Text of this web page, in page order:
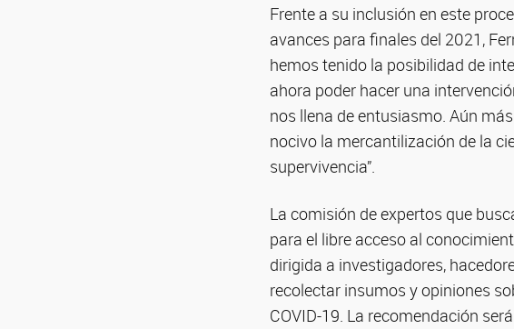
Frente a su inclusión en este
avances para finales del 2021,
hemos tenido la posibilidad de
ahora poder hacer una
nos llena de entusiasmo. Aún
nocivo la mercantilización de la
supervivencia”.
La comisión de expertos que
para el libre acceso al
dirigida a investigadores,
recolectar insumos y opiniones
COVID-19. La recomendación